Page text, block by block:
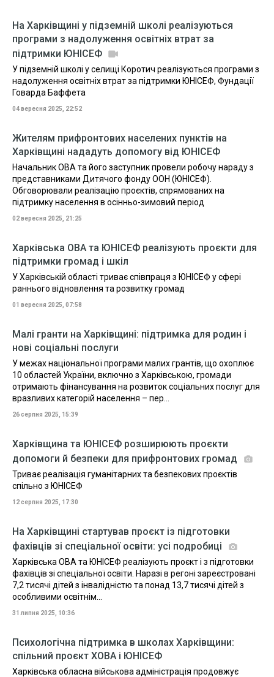
На Харківщині у підземній школі реалізуються
програми з надолуження освітніх втрат за
підтримки ЮНІСЕФ
У підземній школі у селищі Коротич реалізуються програми з
надолуження освітніх втрат за підтримки ЮНІСЕФ, Фундації
Говарда Баффета
04 вересня 2025, 22:52
Жителям прифронтових населених пунктів на
Харківщині нададуть допомогу від ЮНІСЕФ
Начальник ОВА та його заступник провели робочу нараду з
представниками Дитячого фонду ООН (ЮНІСЕФ).
Обговорювали реалізацію проєктів, спрямованих на
підтримку населення в осінньо-зимовий період
02 вересня 2025, 21:25
Харківська ОВА та ЮНІСЕФ реалізують проєкти для
підтримки громад і шкіл
У Харківській області триває співпраця з ЮНІСЕФ у сфері
раннього відновлення та розвитку громад
01 вересня 2025, 07:58
Малі гранти на Харківщині: підтримка для родин і
нові соціальні послуги
У межах національної програми малих грантів, що охоплює
10 областей України, включно з Харківською, громади
отримають фінансування на розвиток соціальних послуг для
вразливих категорій населення – пер...
26 серпня 2025, 15:39
Харківщина та ЮНІСЕФ розширюють проєкти
допомоги й безпеки для прифронтових громад
Триває реалізація гуманітарних та безпекових проєктів
спільно з ЮНІСЕФ
12 серпня 2025, 17:30
На Харківщині стартував проєкт із підготовки
фахівців зі спеціальної освіти: усі подробиці
Харківська ОВА та ЮНІСЕФ реалізують проєкт і з підготовки
фахівців зі спеціальної освіти. Наразі в регоні зареєстровані
7,2 тисячі дітей з інвалідністю та понад 13,7 тисячі дітей з
особливими освітнім...
31 липня 2025, 10:36
Психологічна підтримка в школах Харківщини:
спільний проєкт ХОВА і ЮНІСЕФ
Харківська обласна військова адміністрація продовжує